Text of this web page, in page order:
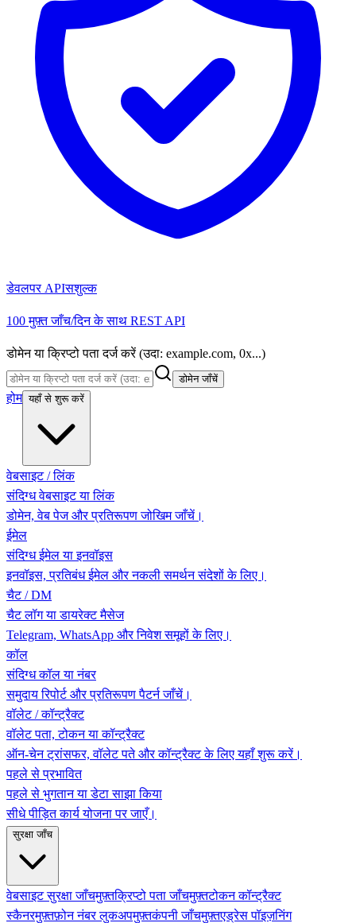
डेवलपर APIसशुल्क
100 मुफ़्त जाँच/दिन के साथ REST API
डोमेन या क्रिप्टो पता दर्ज करें (उदा: example.com, 0x...)
डोमेन जाँचें
होम यहाँ से शुरू करें
वेबसाइट / लिंक
संदिग्ध वेबसाइट या लिंक
डोमेन, वेब पेज और प्रतिरूपण जोखिम जाँचें।
ईमेल
संदिग्ध ईमेल या इनवॉइस
इनवॉइस, प्रतिबंध ईमेल और नकली समर्थन संदेशों के लिए।
चैट / DM
चैट लॉग या डायरेक्ट मैसेज
Telegram, WhatsApp और निवेश समूहों के लिए।
कॉल
संदिग्ध कॉल या नंबर
समुदाय रिपोर्ट और प्रतिरूपण पैटर्न जाँचें।
वॉलेट / कॉन्ट्रैक्ट
वॉलेट पता, टोकन या कॉन्ट्रैक्ट
ऑन-चेन ट्रांसफर, वॉलेट पते और कॉन्ट्रैक्ट के लिए यहाँ शुरू करें।
पहले से प्रभावित
पहले से भुगतान या डेटा साझा किया
सीधे पीड़ित कार्य योजना पर जाएँ।
सुरक्षा जाँच
वेबसाइट सुरक्षा जाँचमुफ़्तक्रिप्टो पता जाँचमुफ़्तटोकन कॉन्ट्रैक्ट
स्कैनरमुफ़्तफ़ोन नंबर लुकअपमुफ़्तकंपनी जाँचमुफ़्तएड्रेस पॉइज़निंग